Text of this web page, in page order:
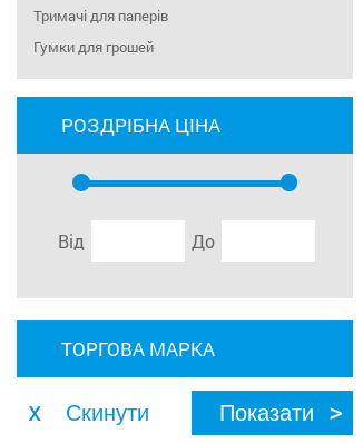
Тримачі для паперів
Гумки для грошей
РОЗДРІБНА ЦІНА
Від До
ТОРГОВА МАРКА